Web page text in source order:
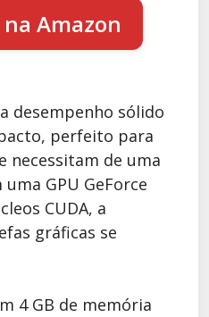
Amazon
desempenho sólido
perfeito para
necessitam de uma
GPU GeForce
CUDA, a
gráficas se
4 GB de memória